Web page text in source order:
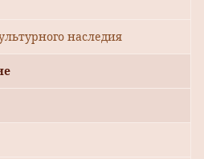
наследия